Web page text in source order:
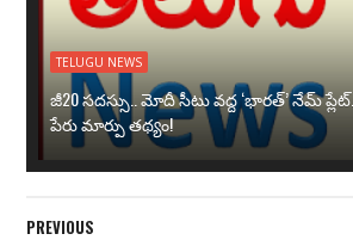
TELUGU NEWS
జీ20 సదస్సు.. మోదీ సీటు వద్ద ‘భారత్’ నేమ్ ప్లేట్‌..
పేరు మార్పు తథ్యం!
PREVIOUS